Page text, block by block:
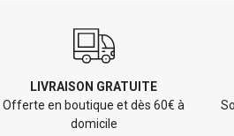
LIVRAISON GRATUITE
Offerte en boutique et dès 60€ à
domicile